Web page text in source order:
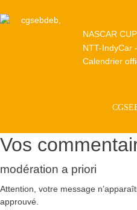
NASCAR
NTT-IndyCar
Calendrier
Vos
modération a priori
Attention, votre message
approuvé.